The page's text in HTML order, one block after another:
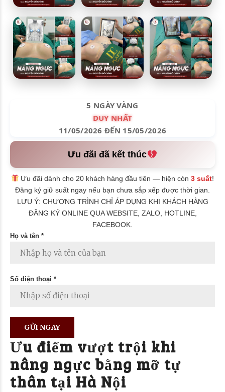
5 NGÀY VÀNG
DUY NHẤT
11/05/2026 ĐẾN 15/05/2026
Ưu đãi đã kết thúc
Ưu đãi dành cho 20 khách hàng đầu tiên — hiện còn3 suất!
Đăng ký giữ suất ngay nếu bạn chưa sắp xếp được thời gian.
LƯU Ý: CHƯƠNG TRÌNH CHỈ ÁP DỤNG KHI KHÁCH HÀNG
ĐĂNG KÝ ONLINE QUA WEBSITE, ZALO, HOTLINE,
FACEBOOK.
Họ và tên *
Số điện thoại *
Ưu điểm vượt trội khi
nâng ngực bằng mỡ tự
thân tại Hà Nội